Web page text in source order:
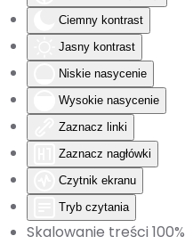
Ciemny kontrast
Jasny kontrast
Niskie nasycenie
Wysokie nasycenie
Zaznacz linki
Zaznacz nagłówki
Czytnik ekranu
Tryb czytania
Skalowanie treści 100%